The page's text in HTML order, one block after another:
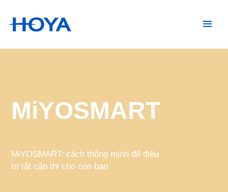
MiYOSMART: cách thông minh để điều
trị tật cận thị cho con bạn
MiYOSMART